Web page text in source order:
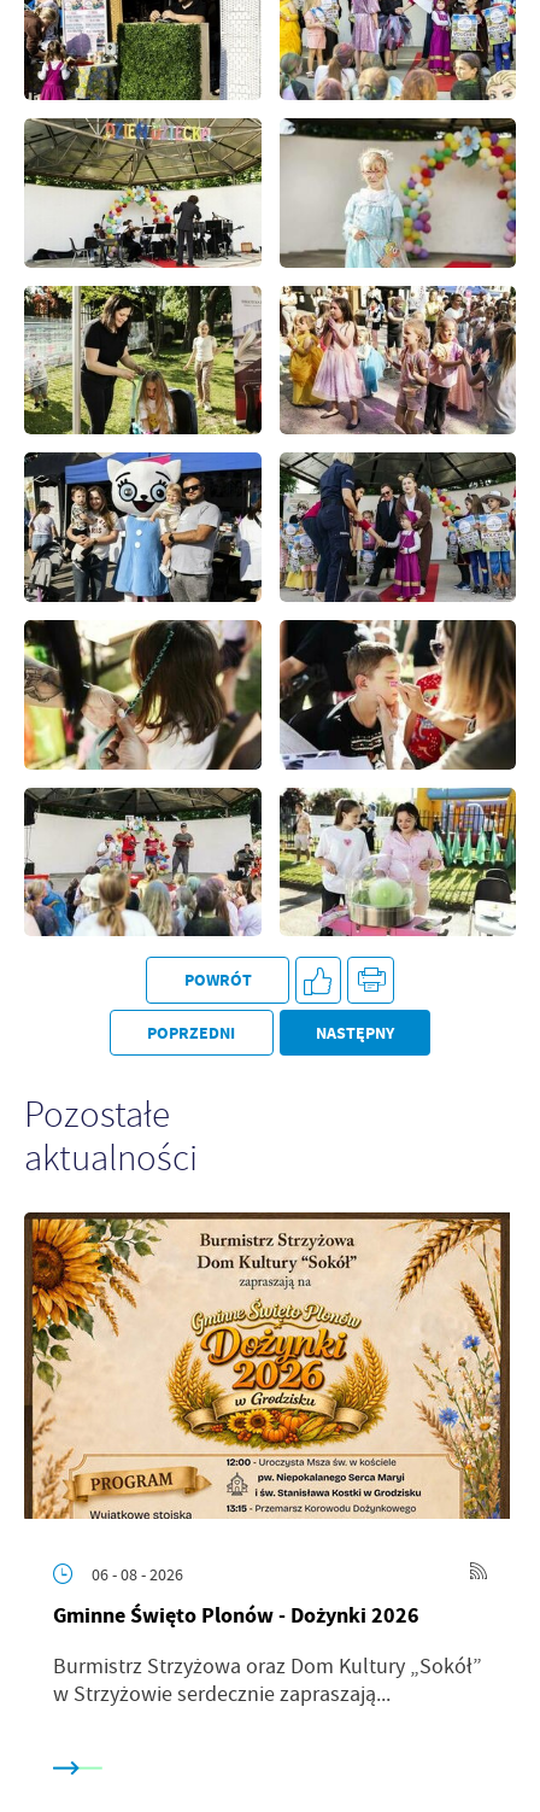
POWRÓT
POPRZEDNI NASTĘPNY
Pozostałe
aktualności
06 - 08 - 2026
Gminne Święto Plonów - Dożynki 2026
Burmistrz Strzyżowa oraz Dom Kultury „Sokół”
w Strzyżowie serdecznie zapraszają...